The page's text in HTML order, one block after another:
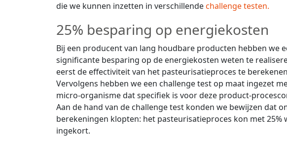
die we kunnen inzetten in verschillendechallenge testen.
25% besparing op energiekosten
Bij een producent van lang houdbare producten hebben we
significante besparing op de energiekosten weten te
eerst de effectiviteit van het pasteurisatieproces te
Vervolgens hebben we een challenge test op maat ingezet
micro-organisme dat specifiek is voor deze product-
Aan de hand van de challenge test konden we bewijzen dat
berekeningen klopten: het pasteurisatieproces kon met 25%
ingekort.